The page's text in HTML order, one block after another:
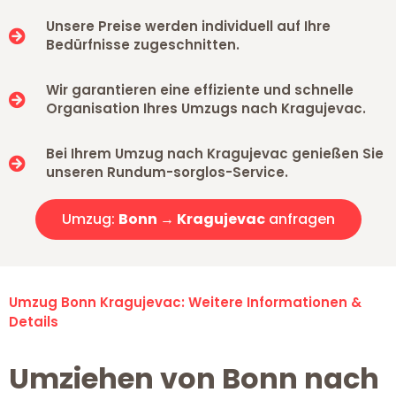
Unsere Preise werden individuell auf Ihre
Bedürfnisse zugeschnitten.
Wir garantieren eine effiziente und schnelle
Organisation Ihres Umzugs nach Kragujevac.
Bei Ihrem Umzug nach Kragujevac genießen Sie
unseren Rundum-sorglos-Service.
Umzug: Bonn → Kragujevacanfragen
Umzug Bonn Kragujevac: Weitere Informationen &
Details
Umziehen von Bonn nach